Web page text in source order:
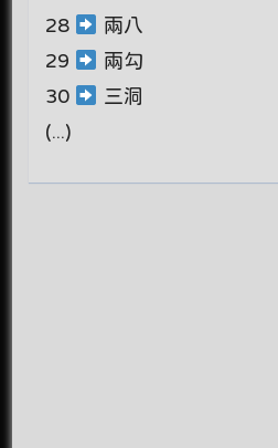
28
兩八
29
兩勾
30
三洞
(...)